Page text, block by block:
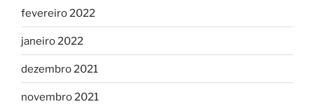
fevereiro 2022
janeiro 2022
dezembro 2021
novembro 2021